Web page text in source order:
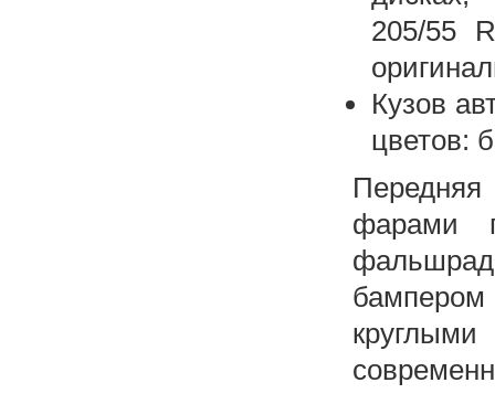
205/55
Кузов
цветов:
Передняя
фарами
круглыми